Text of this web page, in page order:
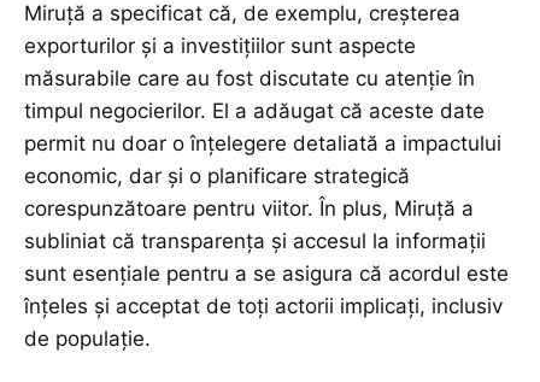
Miruţă a specificat că, de exemplu, creșterea
exporturilor și a investițiilor sunt aspecte
măsurabile care au fost discutate cu atenție în
timpul negocierilor. El a adăugat că aceste date
permit nu doar o înțelegere detaliată a impactului
economic, dar și o planificare strategică
corespunzătoare pentru viitor. În plus, Miruţă a
subliniat că transparența și accesul la informații
sunt esențiale pentru a se asigura că acordul este
înțeles și acceptat de toți actorii implicați, inclusiv
de populație.